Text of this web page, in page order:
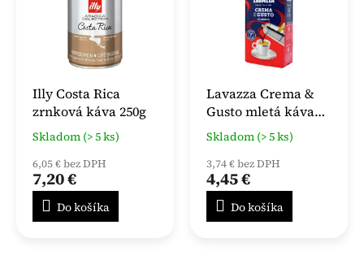
Illy Costa Rica
zrnková káva 250g
Skladom (> 5 ks)
6,05 € bez DPH
7,20 €
Do košíka
Lavazza Crema &
Gusto mletá káva
250 g
Skladom (> 5 ks)
3,74 € bez DPH
4,45 €
Do košíka